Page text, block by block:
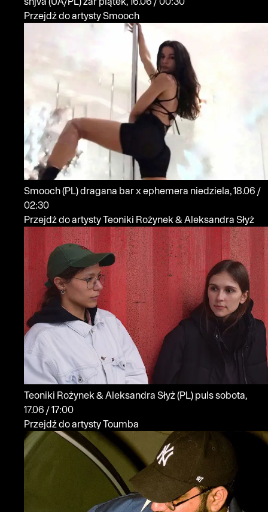
Przejdź do artysty Smooch
Smooch(PL)dragana bar x ephemera niedziela, 18.06 /
02:30
Przejdź do artysty Teoniki Rożynek & Aleksandra Słyż
Teoniki Rożynek & Aleksandra Słyż(PL) pulssobota,
17.06 / 17:00
Przejdź do artysty Toumba